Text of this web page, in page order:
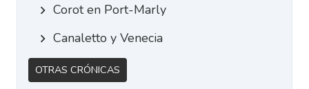
Corot en Port-Marly
Canaletto y Venecia
Otras Crónicas